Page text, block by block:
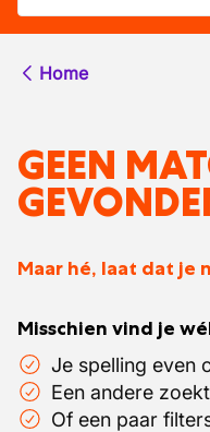
Home
GEEN
Maar hé, laat dat je
Misschien vind je
Je spelling even
Een andere
Of een paar